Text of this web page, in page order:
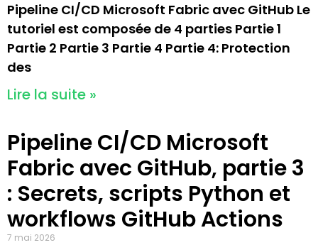
Pipeline CI/CD Microsoft Fabric avec GitHub Le
tutoriel est composée de 4 parties Partie 1
Partie 2 Partie 3 Partie 4 Partie 4: Protection
des
Lire la suite »
Pipeline CI/CD Microsoft
Fabric avec GitHub, partie 3
: Secrets, scripts Python et
workflows GitHub Actions
7 mai 2026